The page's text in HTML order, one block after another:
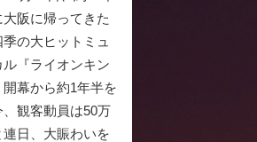
阪に帰ってきた
季の大ヒットミュ
ル『ライオンキン
開幕から約1年半を
、観客動員は50万
連日、大賑わいを